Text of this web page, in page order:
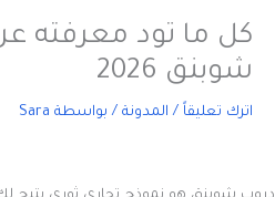
كل ما تود معرفته
شوبنق 2026
اترك تعليقاً / المدونة / بواسطة Sara